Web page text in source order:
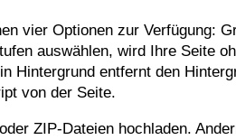
vier Optionen zur Verfügung:
auswählen, wird Ihre Seite
Hintergrund entfernt den
von der Seite.
ZIP-Dateien hochladen.